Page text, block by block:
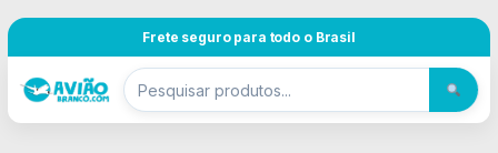
Frete seguro para todo o Brasil